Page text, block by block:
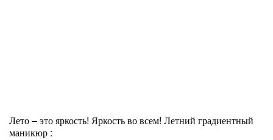
Лето – это яркость! Яркость во всем! Летний градиентный
маникюр :